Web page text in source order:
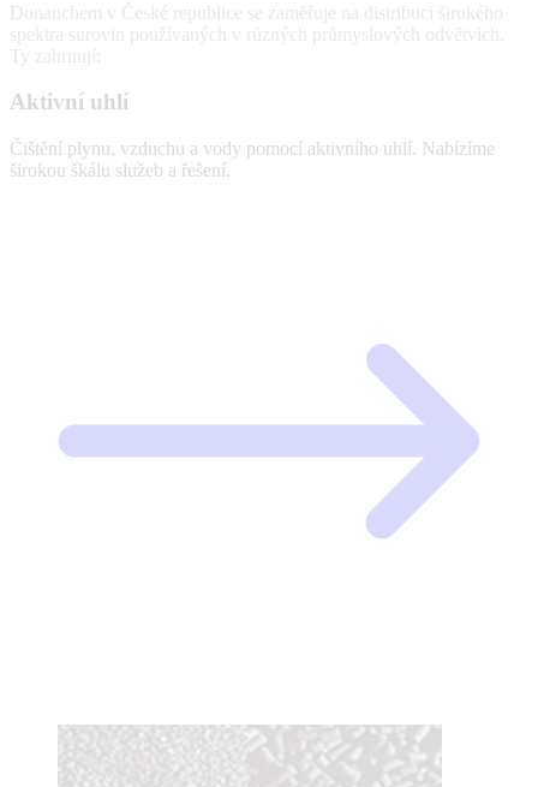
Donauchem v České republice se zaměřuje na distribuci širokého
spektra surovin používaných v různých průmyslových odvětvích.
Ty zahrnují:
Aktivní uhlí
Čištění plynu, vzduchu a vody pomocí aktivního uhlí. Nabízíme
širokou škálu služeb a řešení.